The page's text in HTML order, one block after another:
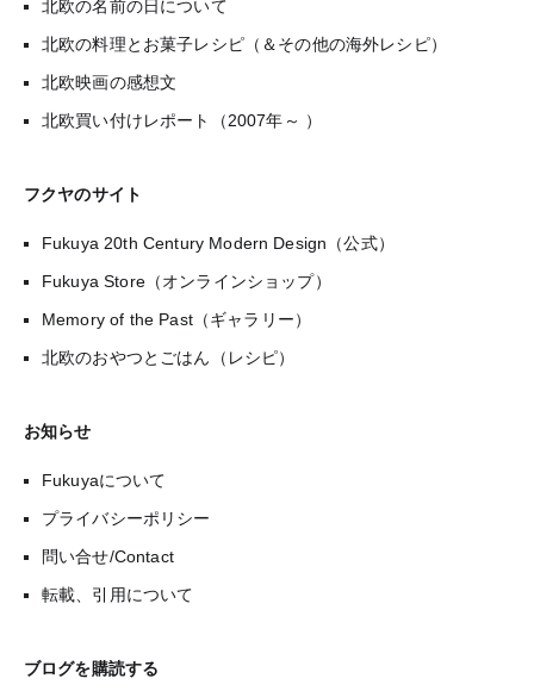
北欧の名前の日について
北欧の料理とお菓子レシピ（＆その他の海外レシピ）
北欧映画の感想文
北欧買い付けレポート（2007年～ ）
フクヤのサイト
Fukuya 20th Century Modern Design（公式）
Fukuya Store（オンラインショップ）
Memory of the Past（ギャラリー）
北欧のおやつとごはん（レシピ）
お知らせ
Fukuyaについて
プライバシーポリシー
問い合せ/Contact
転載、引用について
ブログを購読する